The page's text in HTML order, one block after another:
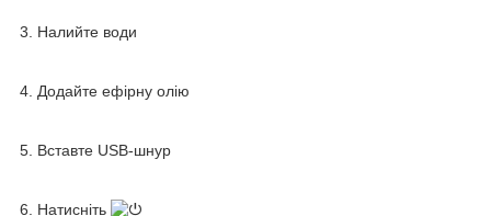
3. Налийте води
4. Додайте ефірну олію
5. Вставте USB-шнур
6. Натисніть